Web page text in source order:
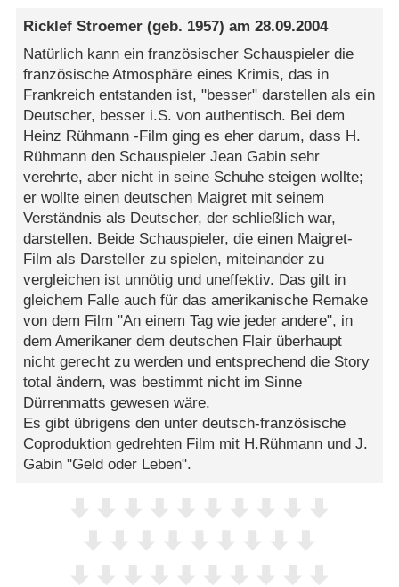
Ricklef Stroemer (geb. 1957) am28.09.2004
Natürlich kann ein französischer Schauspieler die
französische Atmosphäre eines Krimis, das in
Frankreich entstanden ist, "besser" darstellen als ein
Deutscher, besser i.S. von authentisch. Bei dem
Heinz Rühmann -Film ging es eher darum, dass H.
Rühmann den Schauspieler Jean Gabin sehr
verehrte, aber nicht in seine Schuhe steigen wollte;
er wollte einen deutschen Maigret mit seinem
Verständnis als Deutscher, der schließlich war,
darstellen. Beide Schauspieler, die einen Maigret-
Film als Darsteller zu spielen, miteinander zu
vergleichen ist unnötig und uneffektiv. Das gilt in
gleichem Falle auch für das amerikanische Remake
von dem Film "An einem Tag wie jeder andere", in
dem Amerikaner dem deutschen Flair überhaupt
nicht gerecht zu werden und entsprechend die Story
total ändern, was bestimmt nicht im Sinne
Dürrenmatts gewesen wäre.
Es gibt übrigens den unter deutsch-französische
Coproduktion gedrehten Film mit H.Rühmann und J.
Gabin "Geld oder Leben".